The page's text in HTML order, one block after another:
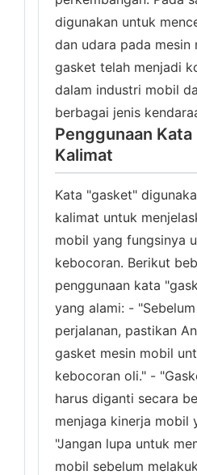
digunakan untuk
dan udara pada mesin
gasket telah menjadi
dalam industri mobil
berbagai jenis
Penggunaan
Kalimat
Kata "gasket"
kalimat untuk
mobil yang fungsinya
kebocoran. Berikut
penggunaan kata
yang alami: -
perjalanan, pastikan
gasket mesin mobil
kebocoran oli." -
harus diganti secara
menjaga kinerja mobil
"Jangan lupa untuk
mobil sebelum